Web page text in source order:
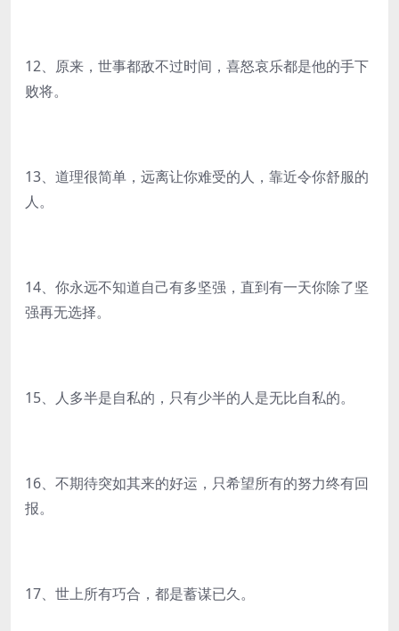
12、原来，世事都敌不过时间，喜怒哀乐都是他的手下
败将。
13、道理很简单，远离让你难受的人，靠近令你舒服的
人。
14、你永远不知道自己有多坚强，直到有一天你除了坚
强再无选择。
15、人多半是自私的，只有少半的人是无比自私的。
16、不期待突如其来的好运，只希望所有的努力终有回
报。
17、世上所有巧合，都是蓄谋已久。